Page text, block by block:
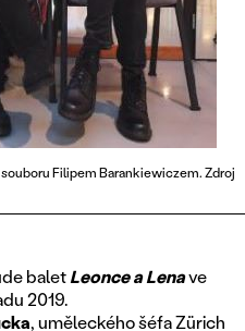
Filipem Barankiewiczem. Zdroj
baletLeonce a Lenave
2019.
, uměleckého šéfa Zürich